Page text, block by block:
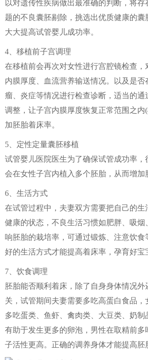
以对遗传性疾病做出最准确的判断，将存
题的不良囊胚剔除，挑选出优质健康的囊
大大提高试管婴儿成功率。
4、移植前子宫调理
在移植前会再次对女性进行宫腔镜检查，
内膜厚度、血流营养输送情况。以及是否
瘤、炎症等情况进行检查诊断，适当的通
调整，让子宫内膜厚度恢复正常范围之内
加胚胎着床率。
5、定性定量囊胚移植
试管婴儿医院医生为了确保试管成功率，
会在女性子宫内植入多个胚胎，从而增加
6、生活方式
在试管过程中，夫妻双方需要把自己的生
健康的状态，不良生活习惯如肥胖、吸烟
响胚胎的栽培率，可通过锻炼、注意饮食
好的生活方式才能提高着床率，孕育好宝
7、饮食调理
胚胎能否顺利着床，除了自身身体情况外
关，试管期间夫妻需要多吃高蛋白食品，
多吃蛋类、鱼虾、禽肉类、大豆类、奶制
有助于发生更多的卵泡，男性在取精前多
子活性更高。正确的调养身体才能提高胚